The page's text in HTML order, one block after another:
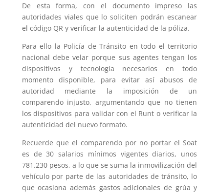
De esta forma, con el documento impreso las
autoridades viales que lo soliciten podrán escanear
el código QR y verificar la autenticidad de la póliza.
Para ello la Policía de Tránsito en todo el territorio
nacional debe velar porque sus agentes tengan los
dispositivos y tecnología necesarios en todo
momento disponible, para evitar así abusos de
autoridad mediante la imposición de un
comparendo injusto, argumentando que no tienen
los dispositivos para validar con el Runt o verificar la
autenticidad del nuevo formato.
Recuerde que el comparendo por no portar el Soat
es de 30 salarios mínimos vigentes diarios, unos
781.230 pesos, a lo que se suma la inmovilización del
vehículo por parte de las autoridades de tránsito, lo
que ocasiona además gastos adicionales de grúa y